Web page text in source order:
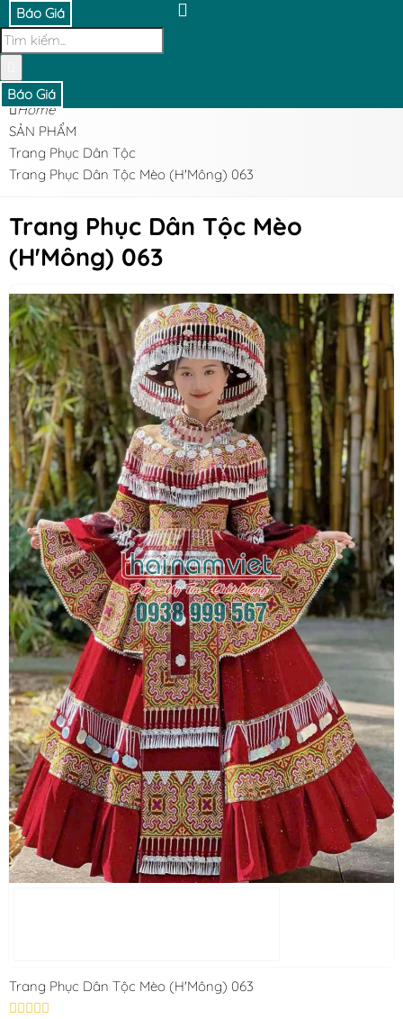
Báo Giá
Báo Giá
Home
SẢN PHẨM
Trang Phục Dân Tộc
Trang Phục Dân Tộc Mèo (H'Mông) 063
Trang Phục Dân Tộc Mèo
(H'Mông) 063
Trang Phục Dân Tộc Mèo (H'Mông) 063